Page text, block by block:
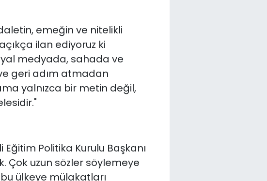
emeğin ve nitelikli
ilan ediyoruz ki
medyada, sahada ve
geri adım atmadan
yalnızca bir metin değil,
Politika Kurulu Başkanı
Çok uzun sözler söylemeye
ülkeye mülakatları